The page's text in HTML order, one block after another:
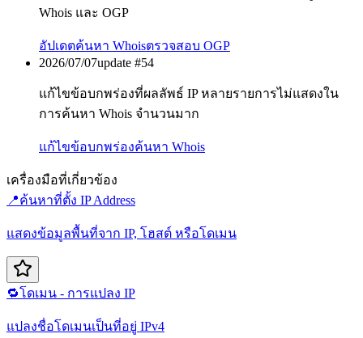
Whois และ OGP
อัปเดตค้นหา Whoisตรวจสอบ OGP
2026/07/07update #54
แก้ไขข้อบกพร่องที่ผลลัพธ์ IP หลายรายการไม่แสดงใน
การค้นหา Whois จำนวนมาก
แก้ไขข้อบกพร่องค้นหา Whois
เครื่องมือที่เกี่ยวข้อง
📍ค้นหาที่ตั้ง IP Address
แสดงข้อมูลพื้นที่จาก IP, โฮสต์ หรือโดเมน
🔁โดเมน - การแปลง IP
แปลงชื่อโดเมนเป็นที่อยู่ IPv4